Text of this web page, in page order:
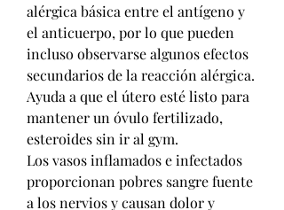
alérgica básica entre el antígeno y
el anticuerpo, por lo que pueden
incluso observarse algunos efectos
secundarios de la reacción alérgica.
Ayuda a que el útero esté listo para
mantener un óvulo fertilizado,
esteroides sin ir al gym.
Los vasos inflamados e infectados
proporcionan pobres sangre fuente
a los nervios y causan dolor y